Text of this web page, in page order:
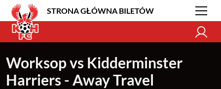
STRONA GŁÓWNA BILETÓW
Worksop vs Kidderminster
Harriers - Away Travel